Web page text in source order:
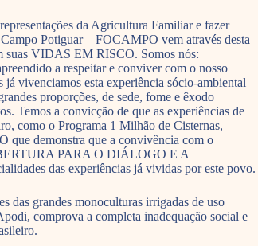
da Agricultura Familiar e fazer
Potiguar – FOCAMPO vem através desta
suas VIDAS EM RISCO. Somos nós:
a respeitar e conviver com o nosso
vivenciamos esta experiência sócio-ambiental
proporções, de sede, fome e êxodo
Temos a convicção de que as experiências de
como o Programa 1 Milhão de Cisternas,
que demonstra que a convivência com o
PARA O DIÁLOGO E A
das experiências já vividas por este povo.
das grandes monoculturas irrigadas de uso
comprova a completa inadequação social e